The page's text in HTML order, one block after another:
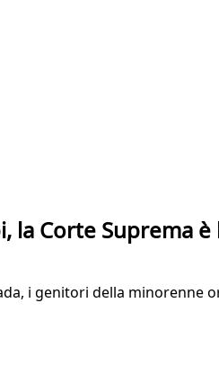
Corte Suprema è
i genitori della